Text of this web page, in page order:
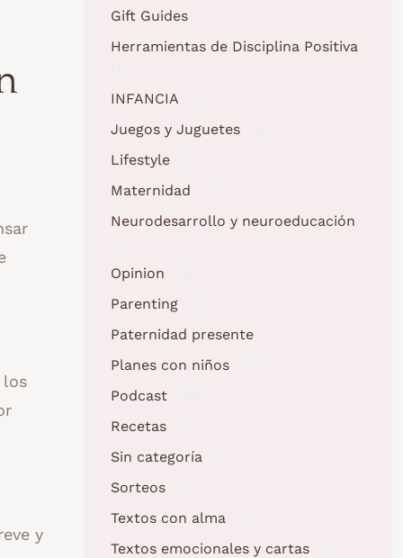
los
y
Gift Guides
Herramientas de Disciplina Positiva
INFANCIA
Juegos y Juguetes
Lifestyle
Maternidad
Neurodesarrollo y neuroeducación
Opinion
Parenting
Paternidad presente
Planes con niños
Podcast
Recetas
Sin categoría
Sorteos
Textos con alma
Textos emocionales y cartas